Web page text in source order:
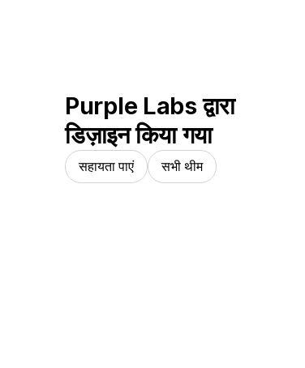
Purple Labs द्वारा
डिज़ाइन किया गया
सहायता पाएं सभी थीम